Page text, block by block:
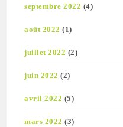
septembre 2022 (4)
août 2022 (1)
juillet 2022 (2)
juin 2022 (2)
avril 2022 (5)
mars 2022 (3)